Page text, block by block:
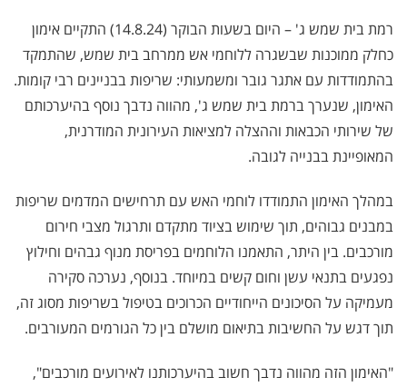
רמת בית שמש ג' – היום בשעות הבוקר (14.8.24) התקיים אימון
כחלק ממוכנות שבשגרה ללוחמי אש ממרחב בית שמש, שהתמקד
בהתמודדות עם אתגר גובר ומשמעותי: שריפות בבניינים רבי קומות.
האימון, שנערך ברמת בית שמש ג', מהווה נדבך נוסף בהיערכותם
של שירותי הכבאות וההצלה למציאות העירונית המודרנית,
המאופיינת בבנייה לגובה.
במהלך האימון התמודדו לוחמי האש עם תרחישים המדמים שריפות
במבנים גבוהים, תוך שימוש בציוד מתקדם ותרגול מצבי חירום
מורכבים. בין היתר, התאמנו הלוחמים בפריסת מנוף גבהים וחילוץ
נפגעים בתנאי עשן וחום קשים במיוחד. בנוסף, נערכה סקירה
מעמיקה על הסיכונים הייחודיים הכרוכים בטיפול בשריפות מסוג זה,
תוך דגש על החשיבות בתיאום מושלם בין כל הגורמים המעורבים.
"האימון הזה מהווה נדבך חשוב בהיערכותנו לאירועים מורכבים",